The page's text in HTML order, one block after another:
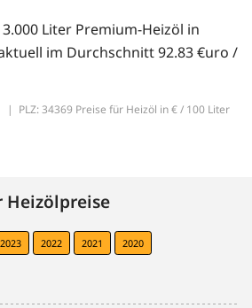
Liter Premium-Heizöl in
im Durchschnitt 92.83 €uro /
| PLZ: 34369 Preise für Heizöl in € / 100 Liter
Heizölpreise
2023 2022 2021
2020